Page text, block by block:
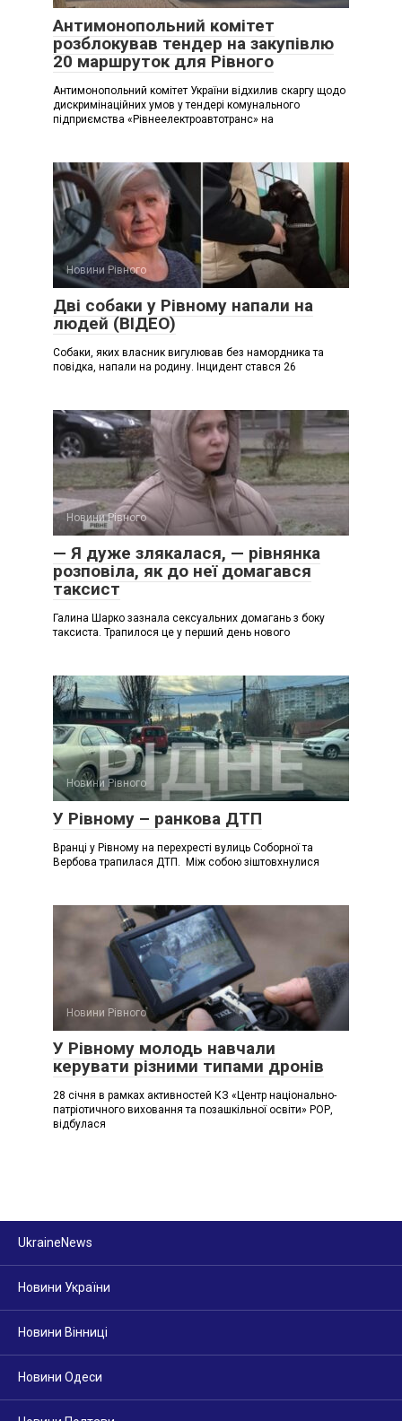
Антимонопольний комітет
розблокував тендер на закупівлю
20 маршруток для Рівного
Антимонопольний комітет України відхилив скаргу щодо
дискримінаційних умов у тендері комунального
підприємства «Рівнеелектроавтотранс» на
Новини Рівного
Дві собаки у Рівному напали на
людей (ВІДЕО)
Собаки, яких власник вигулював без намордника та
повідка, напали на родину. Інцидент стався 26
Новини Рівного
— Я дуже злякалася, — рівнянка
розповіла, як до неї домагався
таксист
Галина Шарко зазнала сексуальних домагань з боку
таксиста. Трапилося це у перший день нового
Новини Рівного
У Рівному – ранкова ДТП
Вранці у Рівному на перехресті вулиць Соборної та
Вербова трапилася ДТП. Між собою зіштовхнулися
Новини Рівного
У Рівному молодь навчали
керувати різними типами дронів
28 січня в рамках активностей КЗ «Центр національно-
патріотичного виховання та позашкільної освіти» РОР,
відбулася
UkraineNews
Новини України
Новини Вінниці
Новини Одеси